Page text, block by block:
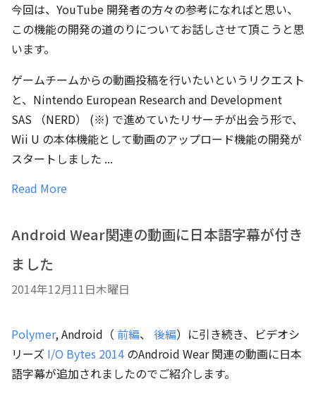
今回は、YouTube 開発者の方々の参考になればと思い、
この機能の開発の道のりについてお話しさせて頂こうと思
います。
ゲームチームからの動画投稿を行いたいというリクエスト
と、Nintendo European Research and Development
SAS （NERD） (※) で進めていたリサーチが出会う形で、
Wii U の本体機能として動画のアップロード機能の開発が
スタートしました ...
Read More
Android Wear関連の動画に日本語字幕が付き
ました
2014年12月11日木曜日
Polymer, Android（ 前編、 後編）に引き続き、ビデオシ
リーズ I/O Bytes 2014 のAndroid Wear 関連の動画に日本
語字幕が追加されましたのでご紹介します。